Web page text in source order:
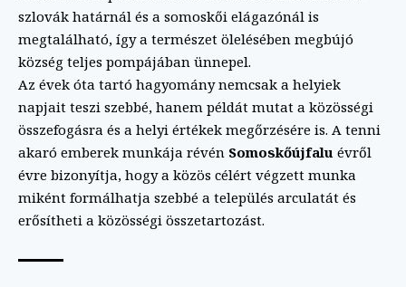
szlovák határnál és a somoskői elágazónál is
megtalálható, így a természet ölelésében megbújó
község teljes pompájában ünnepel.
Az évek óta tartó hagyomány nemcsak a helyiek
napjait teszi szebbé, hanem példát mutat a közösségi
összefogásra és a helyi értékek megőrzésére is. A tenni
akaró emberek munkája révén Somoskőújfalu évről
évre bizonyítja, hogy a közös célért végzett munka
miként formálhatja szebbé a település arculatát és
erősítheti a közösségi összetartozást.